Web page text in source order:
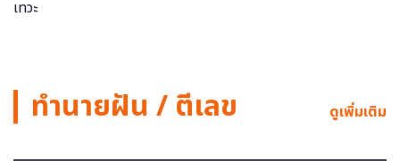
ทำนายฝัน / ตีเลข ดูเพิ่มเติม